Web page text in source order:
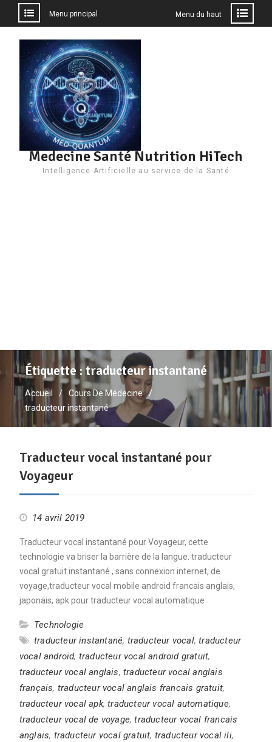
contenu
Menu principal Menu du haut
Medecine Santé Nutrition HiTech
Intelligence Artificielle au service de la Santé
Étiquette :traducteur instantané
Accueil
Cours De Médecine
traducteur instantané
Traducteur vocal instantané pour
Voyageur
14 avril 2019
Traducteur vocal instantané pour Voyageur, cette
technologie va briser la barrière de la langue. traducteur
vocal gratuit instantané , sans connexion internet, de
voyage,traducteur vocal mobile android francais anglais,
japonais, apk pour traducteur vocal automatique
Technologie
traducteur instantané, traducteur vocal,traducteur
vocal android, traducteur vocal android gratuit,
traducteur vocal anglais, traducteur vocal anglais
français, traducteur vocal anglais francais gratuit,
traducteur vocal apk,traducteur vocal automatique,
traducteur vocal de voyage,traducteur vocal francais
anglais, traducteur vocal gratuit, traducteur vocal ili,